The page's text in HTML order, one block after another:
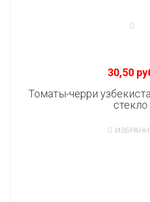
30,50
Томаты-черри
стекло